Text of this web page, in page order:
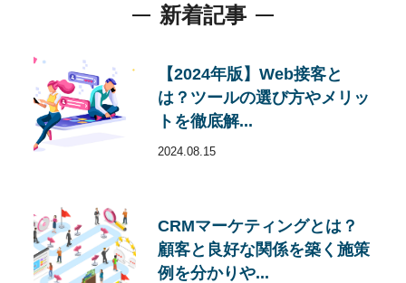
新着記事
【2024年版】Web接客と
は？ツールの選び方やメリッ
トを徹底解...
2024.08.15
CRMマーケティングとは？
顧客と良好な関係を築く施策
例を分かりや...